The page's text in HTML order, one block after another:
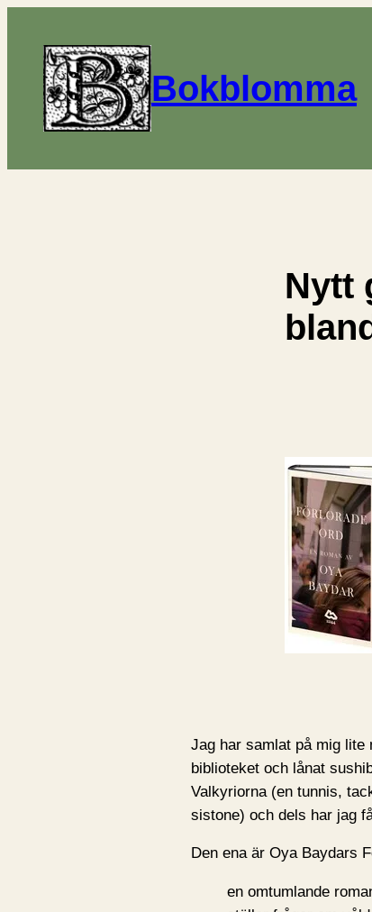
Bokblomma
Nytt
Jag har samlat på mig lite
biblioteket och lånat
Valkyriorna (en tunnis,
sistone) och dels har jag
Den ena är Oya Baydars
en omtumlande